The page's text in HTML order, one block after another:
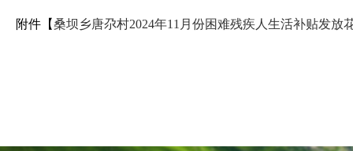
附件【桑坝乡唐尕村2024年11月份困难残疾人生活补贴发放